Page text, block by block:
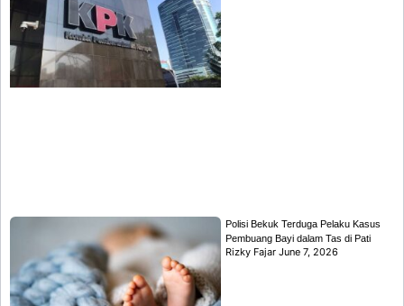
Polisi Bekuk Terduga Pelaku Kasus
Pembuang Bayi dalam Tas di Pati
Rizky FajarJune 7, 2026